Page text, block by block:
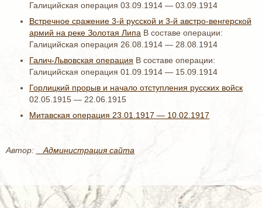
Галицийская операция 03.09.1914 — 03.09.1914
Встречное сражение 3-й русской и 3-й австро-венгерской
армий на реке Золотая Липа В составе операции:
Галицийская операция 26.08.1914 — 28.08.1914
Галич-Львовская операция В составе операции:
Галицийская операция 01.09.1914 — 15.09.1914
Горлицкий прорыв и начало отступления русских войск
02.05.1915 — 22.06.1915
Митавская операция 23.01.1917 — 10.02.1917
Автор: _ Администрация сайта